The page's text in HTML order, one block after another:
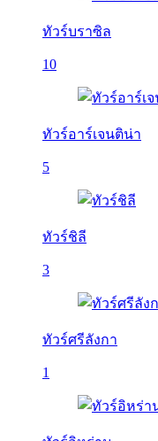
ทัวร์บราซิล
10
ทัวร์อาร์เจนติน่า
5
ทัวร์ชิลี
3
ทัวร์ศรีลังกา
1